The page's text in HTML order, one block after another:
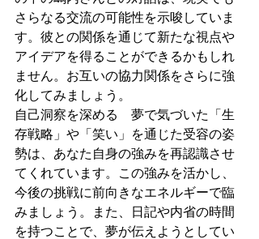
さらなる交流の可能性を示唆していま
す。彼との関係を通じて新たな視点や
アイデアを得ることができるかもしれ
ません。お互いの協力関係をさらに強
化してみましょう。
自己洞察を深める　夢で気づいた「生
存戦略」や「笑い」を通じた受容の姿
勢は、あなた自身の強みを再認識させ
てくれています。この強みを活かし、
今後の挑戦に前向きなエネルギーで臨
みましょう。また、日記や内省の時間
を持つことで、夢が伝えようとしてい